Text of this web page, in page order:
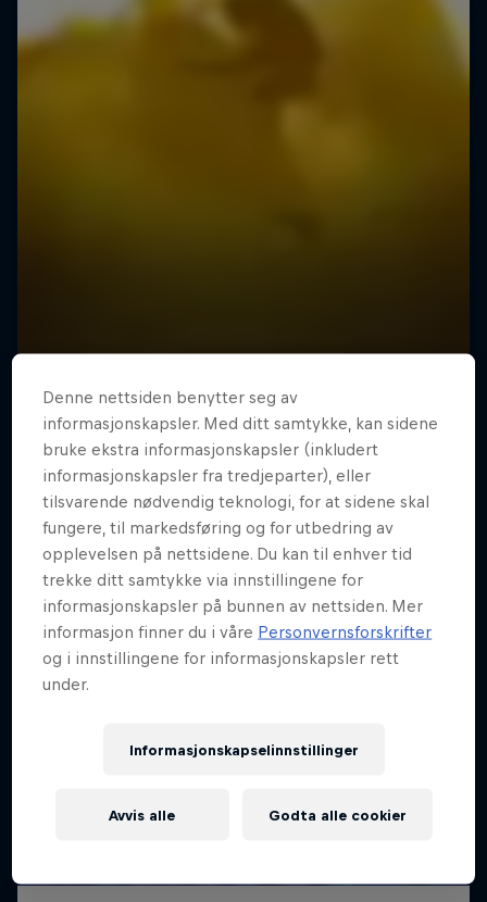
Lucas Fink skimmer verdens største bølge
SURFING
Denne nettsiden benytter seg av
informasjonskapsler. Med ditt samtykke, kan sidene
bruke ekstra informasjonskapsler (inkludert
informasjonskapsler fra tredjeparter), eller
tilsvarende nødvendig teknologi, for at sidene skal
fungere, til markedsføring og for utbedring av
opplevelsen på nettsidene. Du kan til enhver tid
trekke ditt samtykke via innstillingene for
informasjonskapsler på bunnen av nettsiden. Mer
informasjon finner du i våre Personvernsforskrifter
og i innstillingene for informasjonskapsler rett
under.
Informasjonskapselinnstillinger
Avvis alle Godta alle cookier